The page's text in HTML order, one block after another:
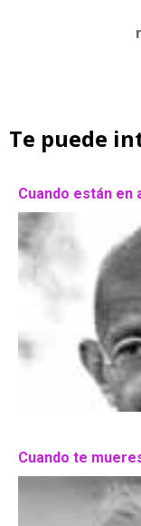
Te puede
Cuando están en
Cuando te